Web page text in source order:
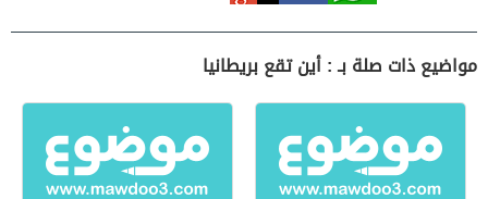
مواضيع ذات صلة بـ : أين تقع بريطانيا